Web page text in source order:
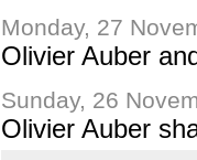
Monday, 27
Olivier Auber
Sunday, 26
Olivier Auber